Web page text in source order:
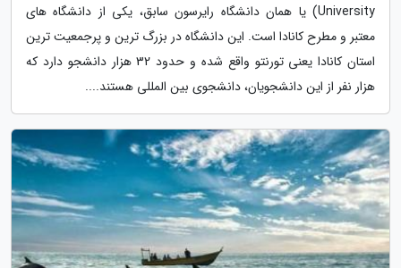
University) یا همان دانشگاه رایرسون سابق، یکی از دانشگاه های
معتبر و مطرح کانادا است. این دانشگاه در بزرگ ترین و پرجمعیت ترین
استان کانادا یعنی تورنتو واقع شده و حدود 32 هزار دانشجو دارد که
هزار نفر از این دانشجویان، دانشجوی بین المللی هستند....